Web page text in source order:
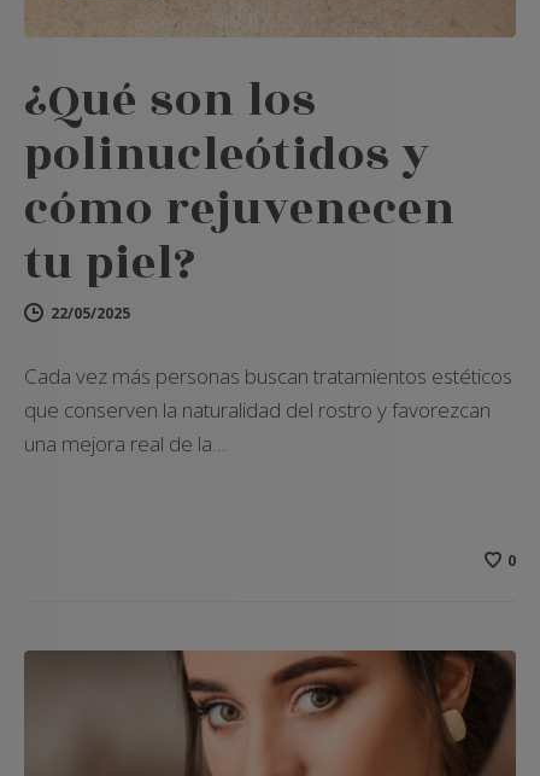
¿Qué son los
polinucleótidos y
cómo rejuvenecen
tu piel?
22/05/2025
Cada vez más personas buscan tratamientos estéticos
que conserven la naturalidad del rostro y favorezcan
una mejora real de la…
0